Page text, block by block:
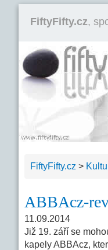
FiftyFifty.cz,
FiftyFifty.cz >
ABBAcz-
11.09.2014
Již 19. září se
kapely ABBAcz,